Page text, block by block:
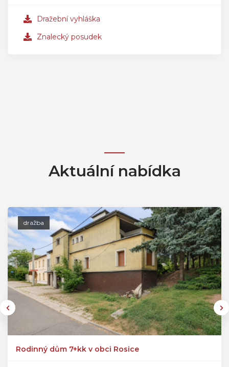
Dražební vyhláška
Znalecký posudek
Aktuální nabídka
dražba
Rodinný dům 7+kk v obci Rosice